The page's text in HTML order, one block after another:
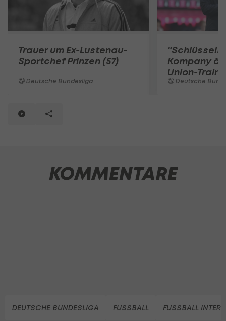
Trauer um Ex-Lustenau-
Sportchef Prinzen (57)
Deutsche Bundesliga
Kompany
Union-
Deutsche
KOMMENTARE
DEUTSCHE BUNDESLIGA FUSSBALL FUSSBALL